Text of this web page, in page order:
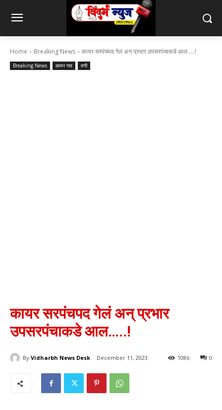
Home Breaking News कायर सरपंचपद गेलं अन् प्रभार उपसरपंचाकडे आल.....!
Breaking News कायर गाव वणी
कायर सरपंचपद गेलं अन् प्रभार
उपसरपंचाकडे आल…..!
By Vidharbh News Desk December 11, 2023 0
1086